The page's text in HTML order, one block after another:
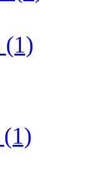
(1)
(1)